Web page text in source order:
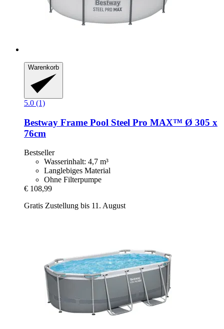
Warenkorb
5.0 (1)
Bestway Frame Pool Steel Pro MAX™ Ø 305 x
76cm
Bestseller
Wasserinhalt: 4,7 m³
Langlebiges Material
Ohne Filterpumpe
€ 108,99
Gratis Zustellung bis 11. August